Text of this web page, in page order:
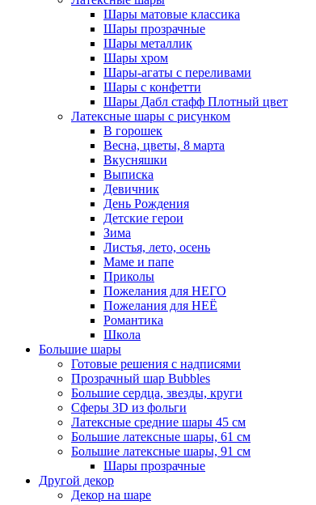
Шары матовые классика
Шары прозрачные
Шары металлик
Шары хром
Шары-агаты с переливами
Шары с конфетти
Шары Дабл стафф Плотный цвет
Латексные шары с рисунком
В горошек
Весна, цветы, 8 марта
Вкусняшки
Выписка
Девичник
День Рождения
Детские герои
Зима
Листья, лето, осень
Маме и папе
Приколы
Пожелания для НЕГО
Пожелания для НЕЁ
Романтика
Школа
Большие шары
Готовые решения с надписями
Прозрачный шар Bubbles
Большие сердца, звезды, круги
Сферы 3D из фольги
Латексные средние шары 45 см
Большие латексные шары, 61 см
Большие латексные шары, 91 см
Шары прозрачные
Другой декор
Декор на шаре